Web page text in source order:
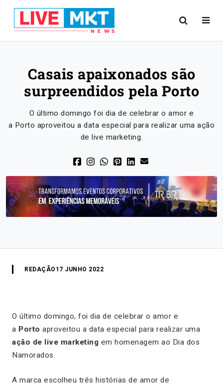
Casais apaixonados são
surpreendidos pela Porto
O último domingo foi dia de celebrar o amor e
a Porto aproveitou a data especial para realizar uma ação
de live marketing.
REDAÇÃO 17 JUNHO 2022
O último domingo, foi dia de celebrar o amor e
a Porto aproveitou a data especial para realizar uma
ação de live marketing em homenagem ao Dia dos
Namorados.
A marca escolheu três histórias de amor de